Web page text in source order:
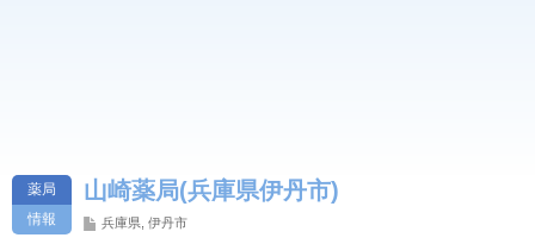
薬局
情報
山崎薬局(兵庫県伊丹市)
兵庫県 伊丹市